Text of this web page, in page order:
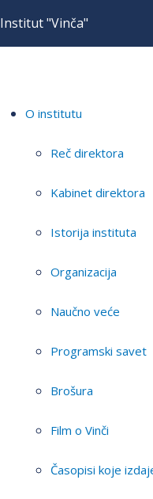
Institut "Vinča"
O institutu
Reč direktora
Kabinet direktora
Istorija instituta
Organizacija
Naučno veće
Programski savet
Brošura
Film o Vinči
Časopisi koje